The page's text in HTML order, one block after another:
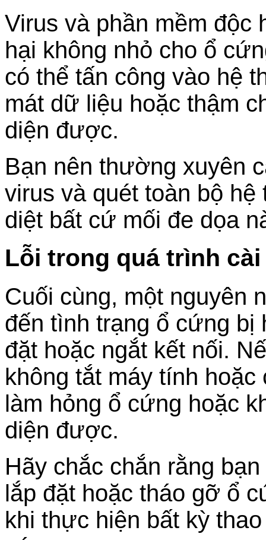
Virus và phần mềm độc
hại không nhỏ cho ổ
có thể tấn công vào hệ
mát dữ liệu hoặc thậm
diện được.
Bạn nên thường xuyên
virus và quét toàn bộ
diệt bất cứ mối đe dọa
Lỗi trong quá trình
Cuối cùng, một nguyên
đến tình trạng ổ cứng bị
đặt hoặc ngắt kết nối.
không tắt máy tính
làm hỏng ổ cứng hoặc
diện được.
Hãy chắc chắn rằng
lắp đặt hoặc tháo gỡ ổ
khi thực hiện bất kỳ